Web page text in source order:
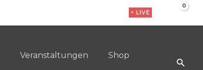
• LIVE
Veranstaltungen
Shop